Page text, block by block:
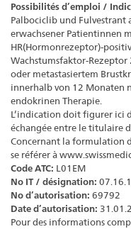
Possibilités d’emploi /
Palbociclib und
erwachsener Patientinnen
HR(Hormonrezeptor)-
Wachstumsfaktor-
oder metastasiertem
innerhalb von 12 Monaten
endokrinen Therapie.
L’indication doit figurer ici
échangée entre le titulaire
Concernant la formulation
se référer à
Code ATC: L01EM
No IT / désignation:
No d’autorisation: 69792
Date d’autorisation:
Pour des informations